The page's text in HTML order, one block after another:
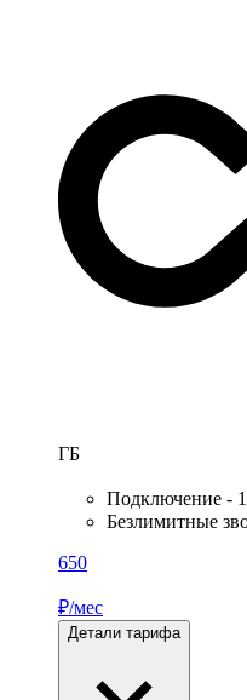
ГБ
Подключение -
Безлимитные
650
₽/мес
Детали тарифа